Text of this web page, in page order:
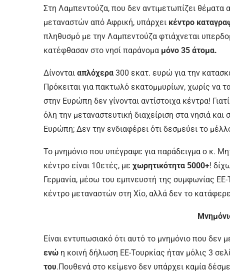
Στη Λαμπεντούζα, που δεν αντιμετωπίζει θέματα
μεταναστών από Αφρική, υπάρχει κέντρο
πληθυσμό με την Λαμπεντούζα φτιάχνεται
κατέφθασαν στο νησί παράνομα μόνο 35 άτομα.
Δίνονται απλόχερα 300 εκατ. ευρώ για την
Πρόκειται για πακτωλό εκατομμυρίων, χωρίς να
στην Ευρώπη δεν γίνονται αντίστοιχα κέντρα!
όλη την μεταναστευτική διαχείριση στα νησιά
Ευρώπη; Δεν την ενδιαφέρει ότι δεσμεύει το
Το μνημόνιο που υπέγραψε για παράδειγμα ο κ.
κέντρο είναι 10ετές, με χωρητικότητα 5000+!
Γερμανία, μέσω του εμπνευστή της συμφωνίας ΕΕ-
κέντρο μεταναστών στη Χίο, αλλά δεν το
Είναι εντυπωσιακό ότι αυτό το μνημόνιο που δεν
ενώ η κοινή δήλωση ΕΕ-Τουρκίας ήταν μόλις 3
του.Πουθενά στο κείμενο δεν υπάρχει καμία